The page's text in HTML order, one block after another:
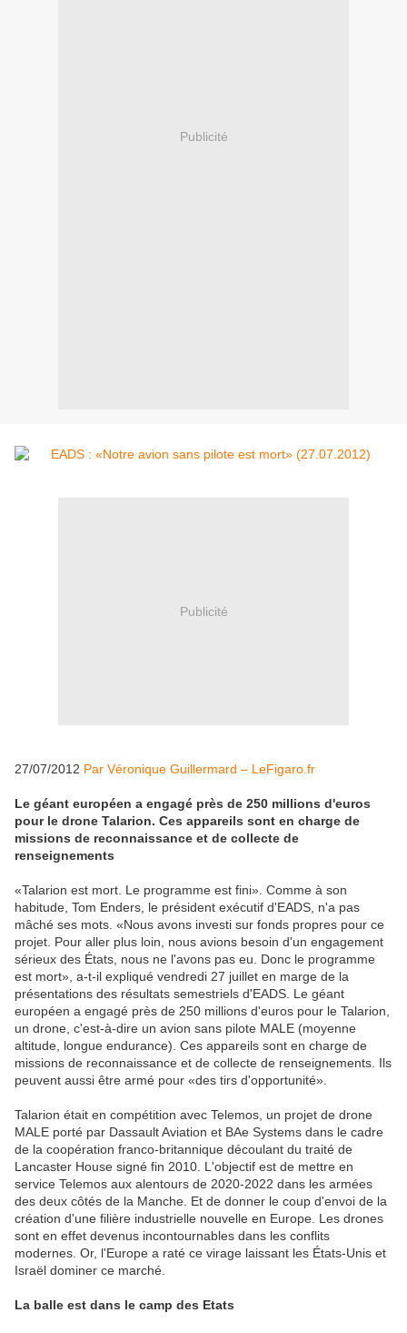
Publicité
Publicité
27/07/2012 Par Véronique Guillermard – LeFigaro.fr
Le géant européen a engagé près de 250 millions d'euros
pour le drone Talarion. Ces appareils sont en charge de
missions de reconnaissance et de collecte de
renseignements
«Talarion est mort. Le programme est fini». Comme à son
habitude, Tom Enders, le président exécutif d'EADS, n'a pas
mâché ses mots. «Nous avons investi sur fonds propres pour ce
projet. Pour aller plus loin, nous avions besoin d'un engagement
sérieux des États, nous ne l'avons pas eu. Donc le programme
est mort», a-t-il expliqué vendredi 27 juillet en marge de la
présentations des résultats semestriels d'EADS. Le géant
européen a engagé près de 250 millions d'euros pour le Talarion,
un drone, c'est-à-dire un avion sans pilote MALE (moyenne
altitude, longue endurance). Ces appareils sont en charge de
missions de reconnaissance et de collecte de renseignements. Ils
peuvent aussi être armé pour «des tirs d'opportunité».
Talarion était en compétition avec Telemos, un projet de drone
MALE porté par Dassault Aviation et BAe Systems dans le cadre
de la coopération franco-britannique découlant du traité de
Lancaster House signé fin 2010. L'objectif est de mettre en
service Telemos aux alentours de 2020-2022 dans les armées
des deux côtés de la Manche. Et de donner le coup d'envoi de la
création d'une filière industrielle nouvelle en Europe. Les drones
sont en effet devenus incontournables dans les conflits
modernes. Or, l'Europe a raté ce virage laissant les États-Unis et
Israël dominer ce marché.
La balle est dans le camp des Etats